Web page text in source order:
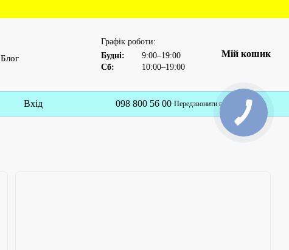
Блог
Графік роботи:
Будні:
9:00–19:00
Сб:
10:00–19:00
Мій кошик
Вхід 098 800 56 00 Передзвонити вам? Укр